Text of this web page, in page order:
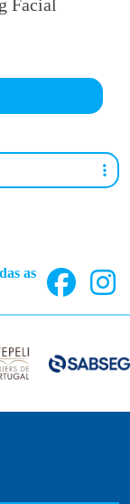
Facial
as